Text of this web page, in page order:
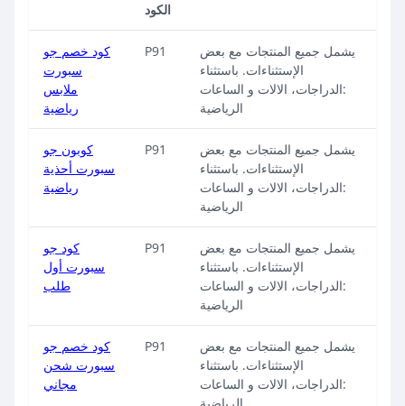
الكود
كود خصم جو
سبورت
ملابس
رياضية
P91
يشمل جميع المنتجات مع بعض
الإستثناءات. باستثناء
:الدراجات، الالات و الساعات
كوبون جو
سبورت أحذية
رياضية
P91
يشمل جميع المنتجات مع بعض
الإستثناءات. باستثناء
:الدراجات، الالات و الساعات
كود جو
سبورت أول
طلب
P91
يشمل جميع المنتجات مع بعض
الإستثناءات. باستثناء
:الدراجات، الالات و الساعات
كود خصم جو
سبورت شحن
مجاني
P91
يشمل جميع المنتجات مع بعض
الإستثناءات. باستثناء
:الدراجات، الالات و الساعات